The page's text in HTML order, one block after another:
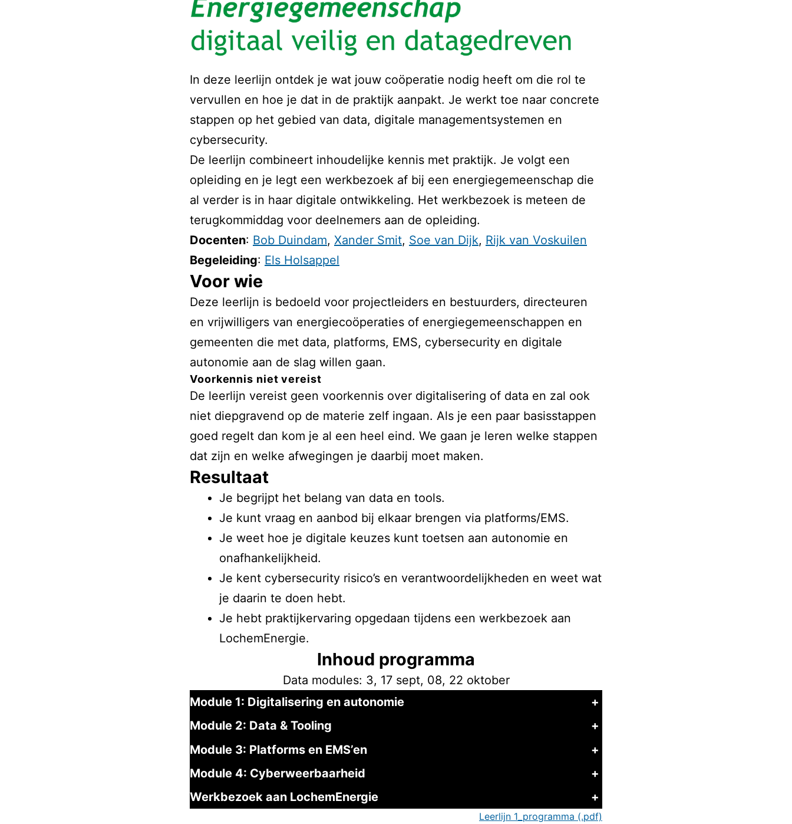
In deze leerlijn ontdek je wat jouw coöperatie nodig heeft om die rol te
vervullen en hoe je dat in de praktijk aanpakt. Je werkt toe naar concrete
stappen op het gebied van data, digitale managementsystemen en
cybersecurity.
De leerlijn combineert inhoudelijke kennis met praktijk. Je volgt een
opleiding en je legt een werkbezoek af bij een energiegemeenschap die
al verder is in haar digitale ontwikkeling. Het werkbezoek is meteen de
terugkommiddag voor deelnemers aan de opleiding.
Docenten: Bob Duindam, Xander Smit, Soe van Dijk, Rijk van Voskuilen
Begeleiding: Els Holsappel
Voor wie
Deze leerlijn is bedoeld voor projectleiders en bestuurders, directeuren
en vrijwilligers van energiecoöperaties of energiegemeenschappen en
gemeenten die met data, platforms, EMS, cybersecurity en digitale
autonomie aan de slag willen gaan.
Voorkennis niet vereist
De leerlijn vereist geen voorkennis over digitalisering of data en zal ook
niet diepgravend op de materie zelf ingaan. Als je een paar basisstappen
goed regelt dan kom je al een heel eind. We gaan je leren welke stappen
dat zijn en welke afwegingen je daarbij moet maken.
Resultaat
Je begrijpt het belang van data en tools.
Je kunt vraag en aanbod bij elkaar brengen via platforms/EMS.
Je weet hoe je digitale keuzes kunt toetsen aan autonomie en
onafhankelijkheid.
Je kent cybersecurity risico’s en verantwoordelijkheden en weet wat
je daarin te doen hebt.
Je hebt praktijkervaring opgedaan tijdens een werkbezoek aan
LochemEnergie.
Inhoud programma
Data modules: 3, 17 sept, 08, 22 oktober
Module 1: Digitalisering en autonomie
+
Module 2: Data & Tooling
+
Module 3: Platforms en EMS’en
+
Module 4: Cyberweerbaarheid
+
Werkbezoek aan LochemEnergie
+
Leerlijn 1_programma (.pdf)